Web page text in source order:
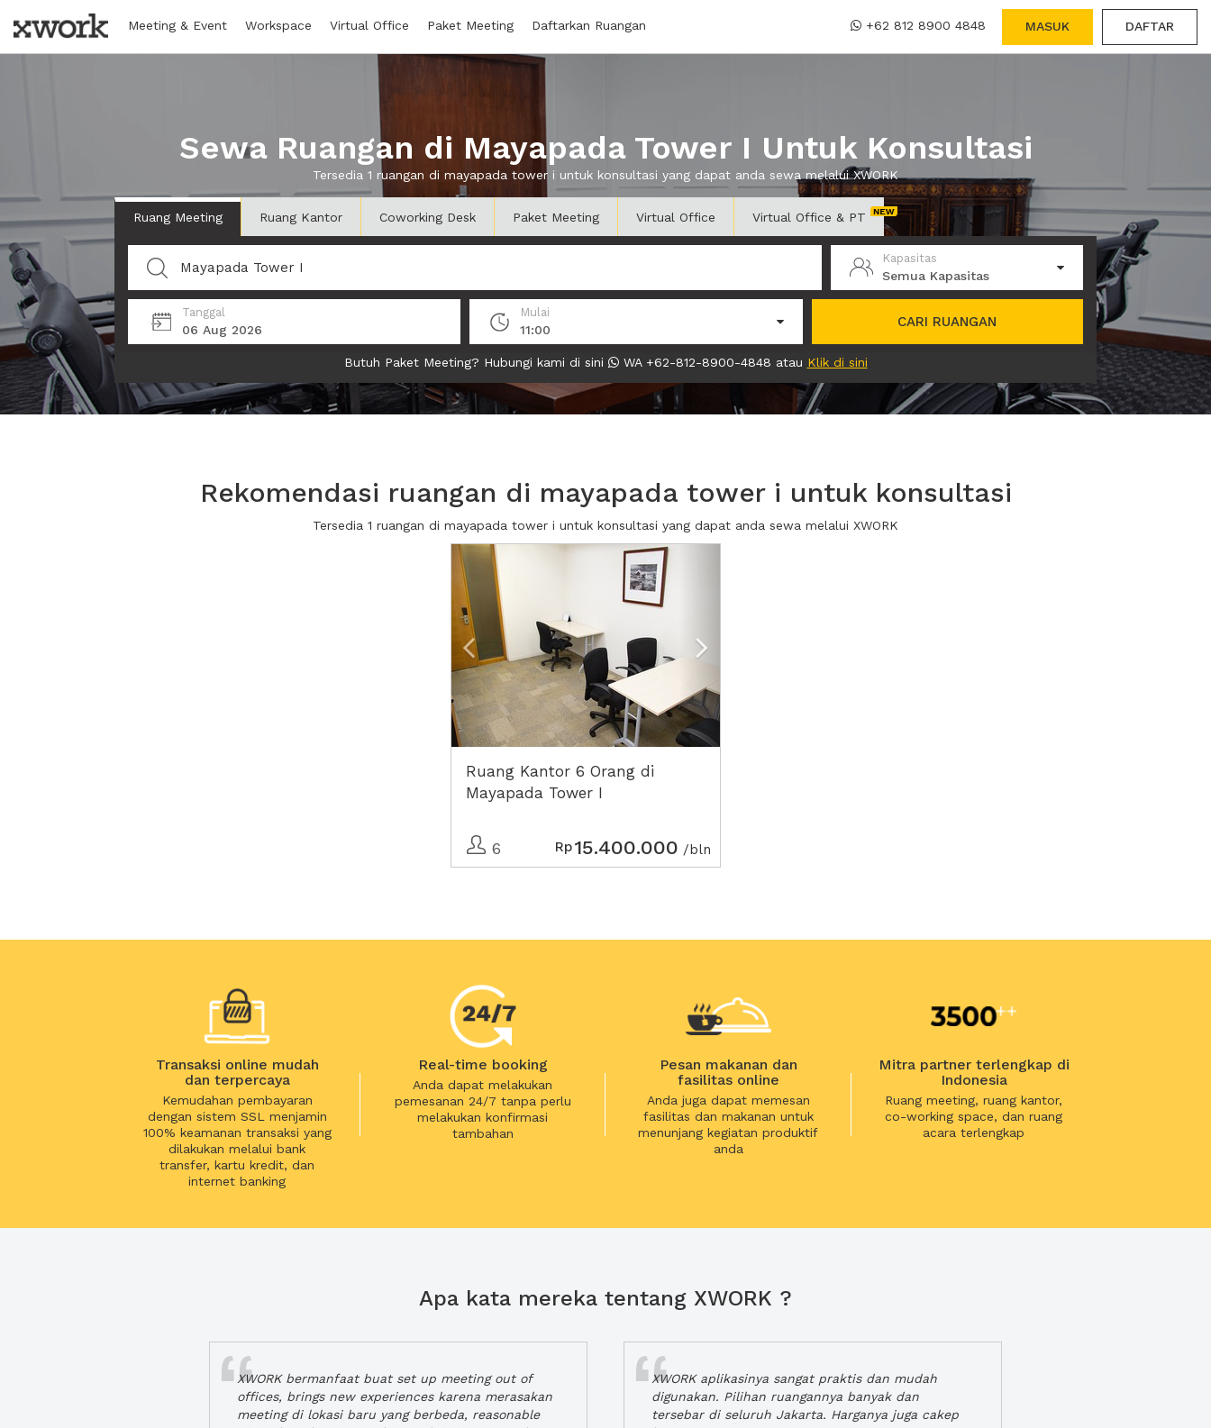
Meeting & Event Workspace Virtual Office Paket Meeting Daftarkan Ruangan +62 812 8900 4848 MASUK DAFTAR
Sewa Ruangan di Mayapada Tower I Untuk Konsultasi
Tersedia 1 ruangan di mayapada tower i untuk konsultasi yang dapat anda sewa melalui XWORK
Ruang Meeting Ruang Kantor Coworking Desk Paket Meeting Virtual Office Virtual Office & PT
Kapasitas
Semua Kapasitas
Tanggal
06 Aug 2026
Mulai
11:00
CARI RUANGAN
Butuh Paket Meeting? Hubungi kami di sini WA +62-812-8900-4848 atau Klik di sini
Rekomendasi ruangan di mayapada tower i untuk konsultasi
Tersedia 1 ruangan di mayapada tower i untuk konsultasi yang dapat anda sewa melalui XWORK
Previous
Ruang Kantor 6 Orang di
Mayapada Tower I
6 Rp15.400.000 /bln
Transaksi online mudah
dan terpercaya
Kemudahan pembayaran
dengan sistem SSL menjamin
100% keamanan transaksi yang
dilakukan melalui bank
transfer, kartu kredit, dan
internet banking
Real-time booking
Anda dapat melakukan
pemesanan 24/7 tanpa perlu
melakukan konfirmasi
tambahan
Pesan makanan dan
fasilitas online
Anda juga dapat memesan
fasilitas dan makanan untuk
menunjang kegiatan produktif
anda
Mitra partner terlengkap di
Indonesia
Ruang meeting, ruang kantor,
co-working space, dan ruang
acara terlengkap
Apa kata mereka tentang XWORK ?
XWORK bermanfaat buat set up meeting out of
offices, brings new experiences karena merasakan
meeting di lokasi baru yang berbeda, reasonable
XWORK aplikasinya sangat praktis dan mudah
digunakan. Pilihan ruangannya banyak dan
tersebar di seluruh Jakarta. Harganya juga cakep